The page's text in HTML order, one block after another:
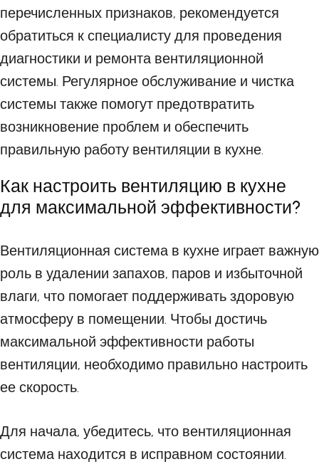
перечисленных признаков, рекомендуется
обратиться к специалисту для проведения
диагностики и ремонта вентиляционной
системы. Регулярное обслуживание и чистка
системы также помогут предотвратить
возникновение проблем и обеспечить
правильную работу вентиляции в кухне.
Как настроить вентиляцию в кухне
для максимальной эффективности?
Вентиляционная система в кухне играет важную
роль в удалении запахов, паров и избыточной
влаги, что помогает поддерживать здоровую
атмосферу в помещении. Чтобы достичь
максимальной эффективности работы
вентиляции, необходимо правильно настроить
ее скорость.
Для начала, убедитесь, что вентиляционная
система находится в исправном состоянии.